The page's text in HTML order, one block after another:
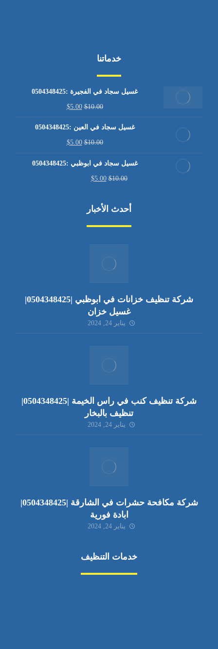
خدماتنا
غسيل سجاد في الفجيرة :0504348425
$10.00
$5.00
غسيل سجاد في العين :0504348425
$10.00
$5.00
غسيل سجاد في ابوظبي :0504348425
$10.00
$5.00
أحدث الأخبار
شركة تنظيف خزانات في ابوظبي |0504348425|
غسيل خزان
يناير 24, 2024
شركة تنظيف كنب في راس الخيمة |0504348425|
تنظيف بالبخار
يناير 24, 2024
شركة مكافحة حشرات في الشارقة |0504348425|
ابادة فورية
يناير 24, 2024
خدمات التنظيف